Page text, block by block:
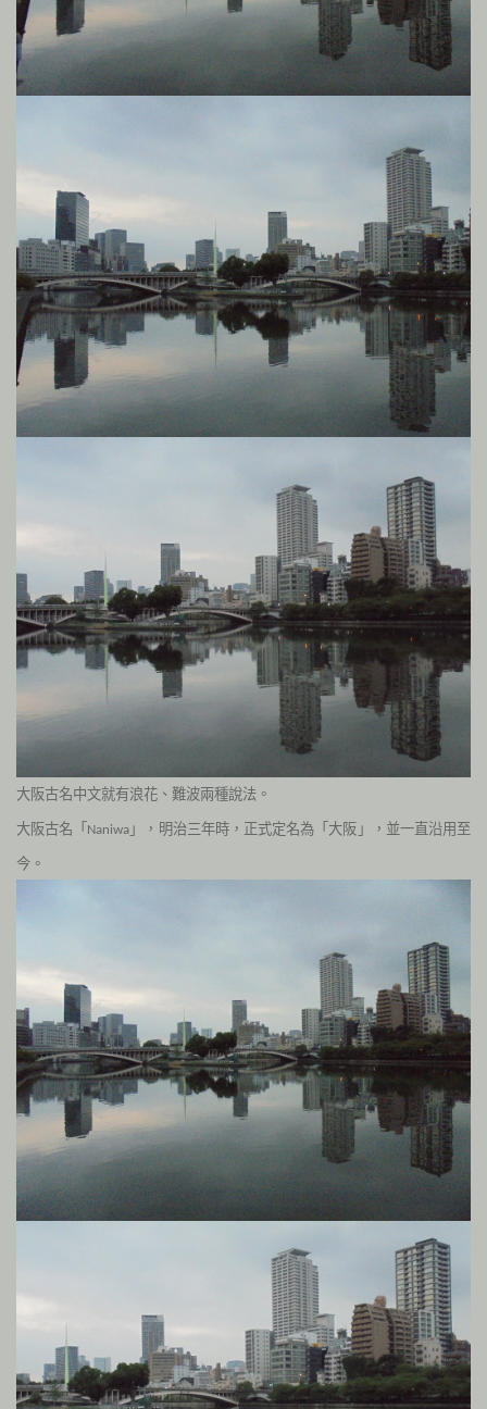
大阪古名中文就有浪花、難波兩種說法。
大阪古名「Naniwa 」，明治三年時，正式定名為「大阪」，並一直沿用至
今。